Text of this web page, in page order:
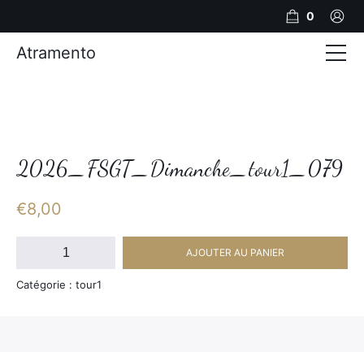
2026_FSGT_Dimanche_tour1_079
€8,00
quantité
2026_FSGT_Dimanche_tour1_079
AJOUTER AU PANIER
Catégorie : tour1
0
Atramento
Photos